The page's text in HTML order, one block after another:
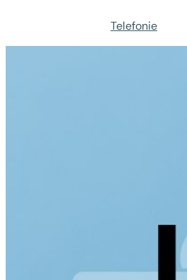
Telefonie